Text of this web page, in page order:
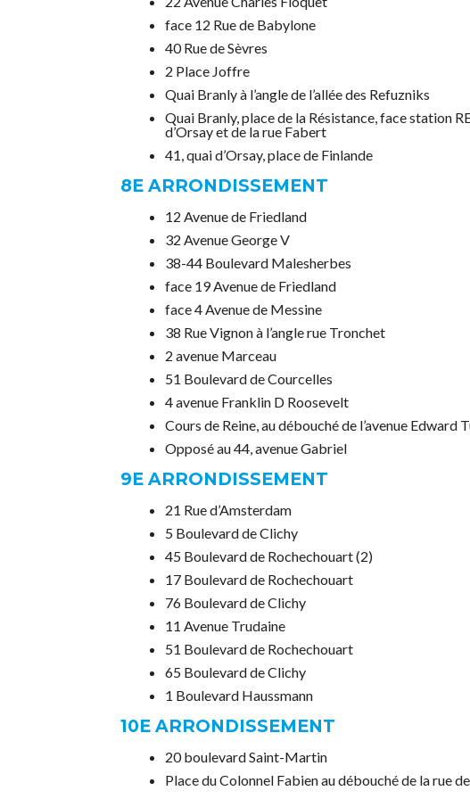
face 12 Rue de Babylone
40 Rue de Sèvres
2 Place Joffre
Quai Branly à l’angle de l’allée des Refuzniks
Quai Branly, place de la Résistance, face station
d’Orsay et de la rue Fabert
41, quai d’Orsay, place de Finlande
8E ARRONDISSEMENT
12 Avenue de Friedland
32 Avenue George V
38-44 Boulevard Malesherbes
face 19 Avenue de Friedland
face 4 Avenue de Messine
38 Rue Vignon à l’angle rue Tronchet
2 avenue Marceau
51 Boulevard de Courcelles
4 avenue Franklin D Roosevelt
Cours de Reine, au débouché de l’avenue Edward
Opposé au 44, avenue Gabriel
9E ARRONDISSEMENT
21 Rue d’Amsterdam
5 Boulevard de Clichy
45 Boulevard de Rochechouart (2)
17 Boulevard de Rochechouart
76 Boulevard de Clichy
11 Avenue Trudaine
51 Boulevard de Rochechouart
65 Boulevard de Clichy
1 Boulevard Haussmann
10E ARRONDISSEMENT
20 boulevard Saint-Martin
Place du Colonnel Fabien au débouché de la rue